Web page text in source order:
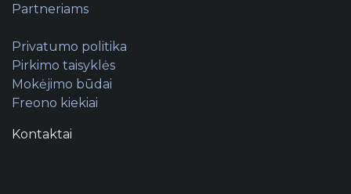
Partneriams
Privatumo politika
Pirkimo taisyklės
Mokėjimo būdai
Freono kiekiai
Kontaktai